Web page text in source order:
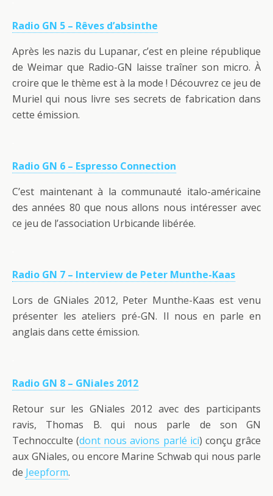
Radio GN 5 – Rêves d’absinthe
Après les nazis du Lupanar, c’est en pleine république
de Weimar que Radio-GN laisse traîner son micro. À
croire que le thème est à la mode ! Découvrez ce jeu de
Muriel qui nous livre ses secrets de fabrication dans
cette émission.
Radio GN 6 – Espresso Connection
C’est maintenant à la communauté italo-américaine
des années 80 que nous allons nous intéresser avec
ce jeu de l’association Urbicande libérée.
Radio GN 7 – Interview de Peter Munthe-Kaas
Lors de GNiales 2012, Peter Munthe-Kaas est venu
présenter les ateliers pré-GN. Il nous en parle en
anglais dans cette émission.
Radio GN 8 – GNiales 2012
Retour sur les GNiales 2012 avec des participants
ravis, Thomas B. qui nous parle de son GN
Technocculte (dont nous avions parlé ici) conçu grâce
aux GNiales, ou encore Marine Schwab qui nous parle
de Jeepform.